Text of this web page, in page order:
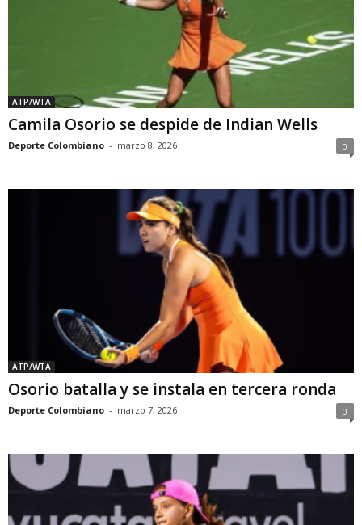
ATP/WTA
Camila Osorio se despide de Indian Wells
Deporte Colombiano - marzo 8, 2026 0
ATP/WTA
Osorio batalla y se instala en tercera ronda
Deporte Colombiano - marzo 7, 2026 0